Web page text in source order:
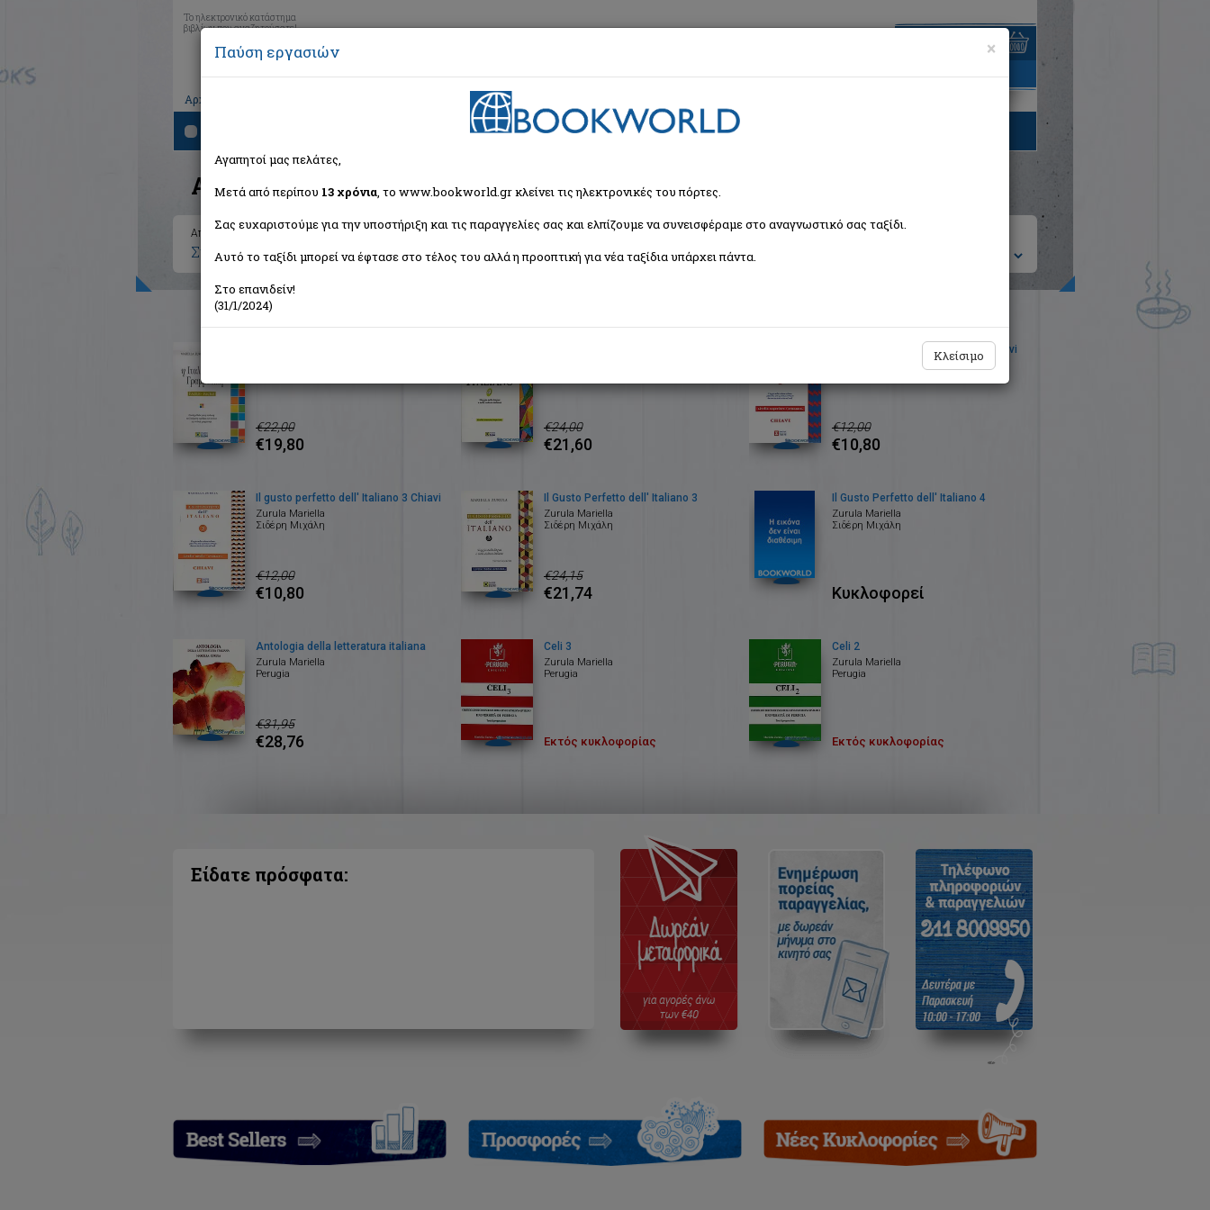
Το ηλεκτρονικό κατάστημα
βιβλίων που αναζητούσατε!
Αρχική
είναι άδειο
Αποτελέσματα αναζήτησης
Αποτελέσματα αναζήτησης για:
Συγγραφέας: Zurula Mariella (9 βιβλία)
Ταξινόμηση ανά:
€22,00
€19,80
€24,00
€21,60
Il gusto perfetto dell' Italiano 4 Chiavi
€12,00
€10,80
Il gusto perfetto dell' Italiano 3 Chiavi
Zurula Mariella
Σιδέρη Μιχάλη
€12,00
€10,80
Il Gusto Perfetto dell' Italiano 3
Zurula Mariella
Σιδέρη Μιχάλη
€24,15
€21,74
Il Gusto Perfetto dell' Italiano 4
Zurula Mariella
Σιδέρη Μιχάλη
Κυκλοφορεί
Antologia della letteratura italiana
Zurula Mariella
Perugia
€31,95
€28,76
Celi 3
Zurula Mariella
Perugia
Εκτός κυκλοφορίας
Celi 2
Zurula Mariella
Perugia
Εκτός κυκλοφορίας
Είδατε πρόσφατα:
×
Παύση εργασιών
Αγαπητοί μας πελάτες,
Μετά από περίπου 13 χρόνια, το www.bookworld.gr κλείνει τις ηλεκτρονικές του πόρτες.
Σας ευχαριστούμε για την υποστήριξη και τις παραγγελίες σας και ελπίζουμε να συνεισφέραμε στο αναγνωστικό σας ταξίδι.
Αυτό το ταξίδι μπορεί να έφτασε στο τέλος του αλλά η προοπτική για νέα ταξίδια υπάρχει πάντα.
Στο επανιδείν!
(31/1/2024)
Κλείσιμο